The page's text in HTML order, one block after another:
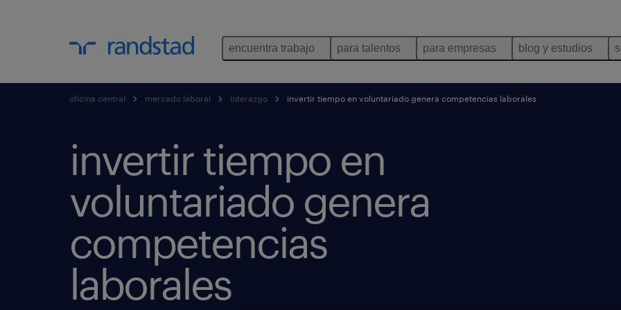
encuentra trabajo para talentos para empresas blog y estudios
oficina central mercado laboral liderazgo invertir tiempo en voluntariado genera competencias laborales
invertir tiempo en
voluntariado genera
competencias
laborales